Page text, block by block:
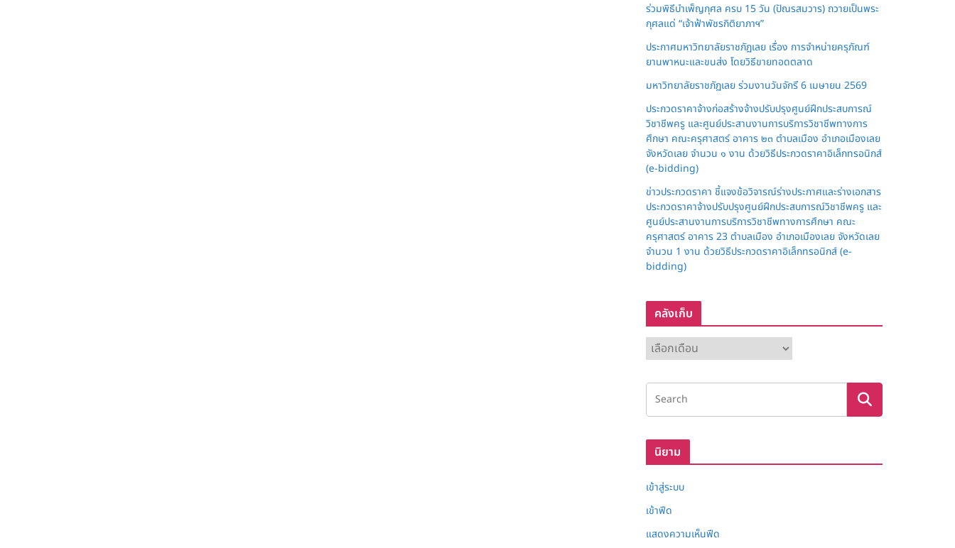
ร่วมพิธีบำเพ็ญกุศล ครบ 15 วัน (ปัณรสมวาร) ถวายเป็นพระ
กุศลแด่ “เจ้าฟ้าพัชรกิติยาภาฯ”
ประกาศมหาวิทยาลัยราชภัฏเลย เรื่อง การจำหน่ายครุภัณฑ์
ยานพาหนะและขนส่ง โดยวิธีขายทอดตลาด
มหาวิทยาลัยราชภัฏเลย ร่วมงานวันจักรี 6 เมษายน 2569
ประกวดราคาจ้างก่อสร้างจ้างปรับปรุงศูนย์ฝึกประสบการณ์
วิชาชีพครู และศูนย์ประสานงานการบริการวิชาชีพทางการ
ศึกษา คณะครุศาสตร์ อาคาร ๒๓ ตำบลเมือง อำเภอเมืองเลย
จังหวัดเลย จำนวน ๑ งาน ด้วยวิธีประกวดราคาอิเล็กทรอนิกส์
(e-bidding)
ข่าวประกวดราคา ชี้แจงข้อวิจารณ์ร่างประกาศและร่างเอกสาร
ประกวดราคาจ้างปรับปรุงศูนย์ฝึกประสบการณ์วิชาชีพครู และ
ศูนย์ประสานงานการบริการวิชาชีพทางการศึกษา คณะ
ครุศาสตร์ อาคาร 23 ตำบลเมือง อำเภอเมืองเลย จังหวัดเลย
จำนวน 1 งาน ด้วยวิธีประกวดราคาอิเล็กทรอนิกส์ (e-
bidding)
คลังเก็บ
ลั
ง
ก็
นิยาม
เข้าสู่ระบบ
เข้าฟีด
แสดงความเห็นฟีด